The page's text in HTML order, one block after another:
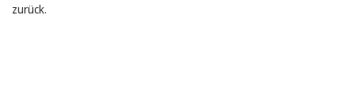
zurück.